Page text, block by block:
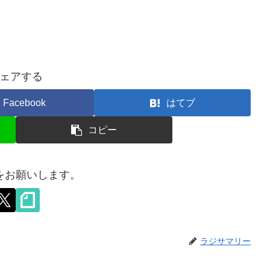
アする
Facebook はてブ
コピー
願いします。
ラジサマリー